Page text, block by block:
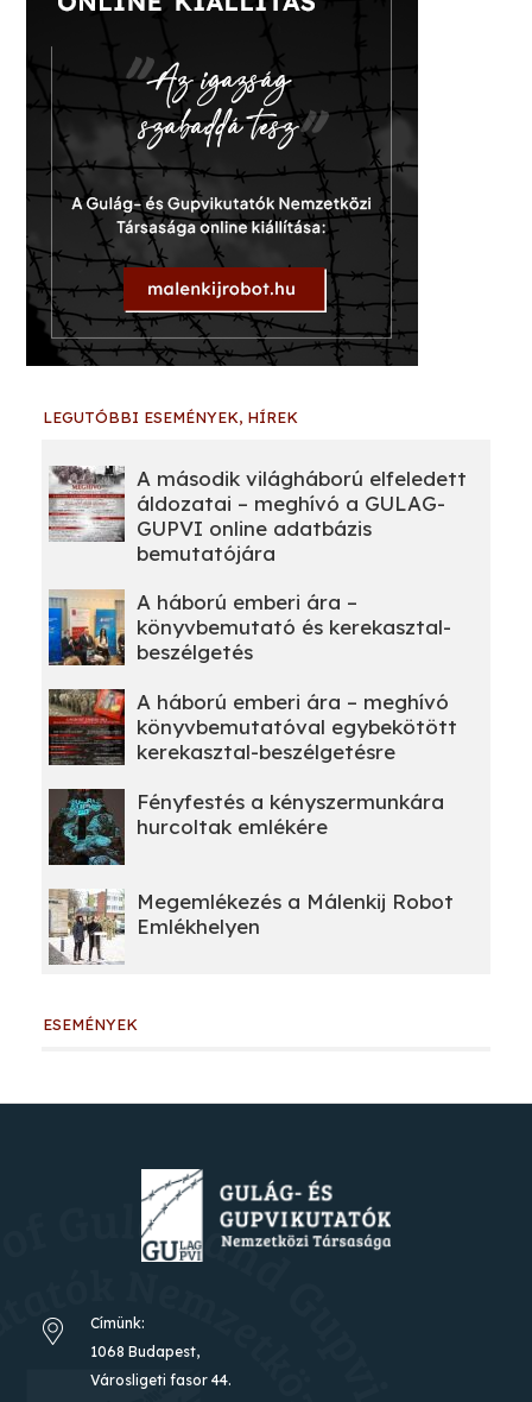
LEGUTÓBBI ESEMÉNYEK, HÍREK
A második világháború elfeledett
áldozatai – meghívó a GULAG-
GUPVI online adatbázis
bemutatójára
A háború emberi ára –
könyvbemutató és kerekasztal-
beszélgetés
A háború emberi ára – meghívó
könyvbemutatóval egybekötött
kerekasztal-beszélgetésre
Fényfestés a kényszermunkára
hurcoltak emlékére
Megemlékezés a Málenkij Robot
Emlékhelyen
ESEMÉNYEK
Címünk:
1068 Budapest,
Városligeti fasor 44.